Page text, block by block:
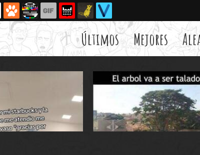
Últimos Mejores